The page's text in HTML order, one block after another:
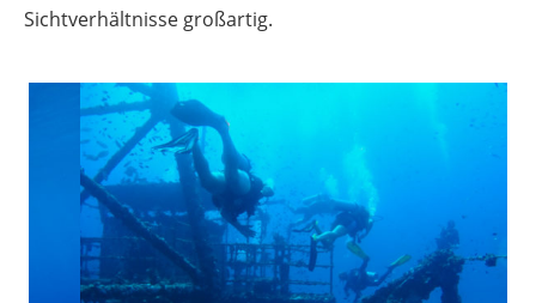
Sichtverhältnisse großartig.